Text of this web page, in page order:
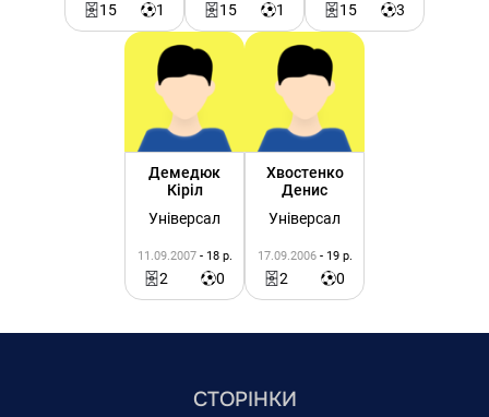
15 1 15 1 15 3
Демедюк
Кіріл
Універсал
11.09.2007 - 18 р.
2 0
Хвостенко
Денис
Універсал
17.09.2006 - 19 р.
2 0
СТОРІНКИ